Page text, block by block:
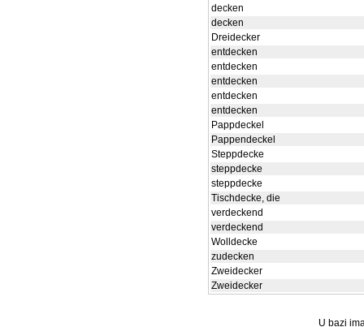
decken
decken
Dreidecker
entdecken
entdecken
entdecken
entdecken
entdecken
Pappdeckel
Pappendeckel
Steppdecke
steppdecke
steppdecke
Tischdecke, die
verdeckend
verdeckend
Wolldecke
zudecken
Zweidecker
Zweidecker
U bazi